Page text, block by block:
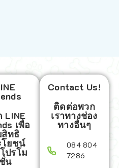
LINE
เพื่อ
สิทธิ
โยชน์
ปรโม
ชั่น
Contact Us!
ติดต่อพวก
เราทางช่อง
ทางอื่นๆ
084 804
7286